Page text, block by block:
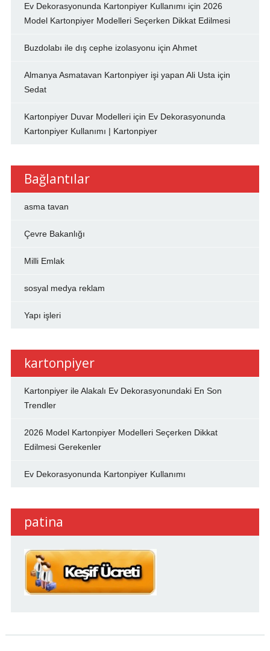
Ev Dekorasyonunda Kartonpiyer Kullanımı için 2026
Model Kartonpiyer Modelleri Seçerken Dikkat Edilmesi
Buzdolabı ile dış cephe izolasyonu için Ahmet
Almanya Asmatavan Kartonpiyer işi yapan Ali Usta için
Sedat
Kartonpiyer Duvar Modelleriiçin Ev Dekorasyonunda
Kartonpiyer Kullanımı | Kartonpiyer
Bağlantılar
asma tavan
Çevre Bakanlığı
Milli Emlak
sosyal medya reklam
Yapı işleri
kartonpiyer
Kartonpiyer ile Alakalı Ev Dekorasyonundaki En Son
Trendler
2026 Model Kartonpiyer Modelleri Seçerken Dikkat
Edilmesi Gerekenler
Ev Dekorasyonunda Kartonpiyer Kullanımı
patina